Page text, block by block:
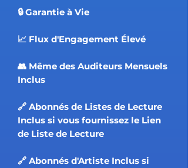
🔒 Garantie à Vie
📈 Flux d'Engagement Élevé
👥 Même des Auditeurs Mensuels
Inclus
🔗 Abonnés de Listes de Lecture
Inclus si vous fournissez le Lien
de Liste de Lecture
🔗 Abonnés d'Artiste Inclus si